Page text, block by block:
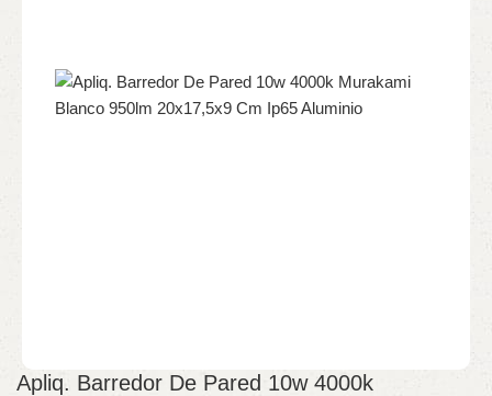
Apliq. Barredor De Pared 10w 4000k